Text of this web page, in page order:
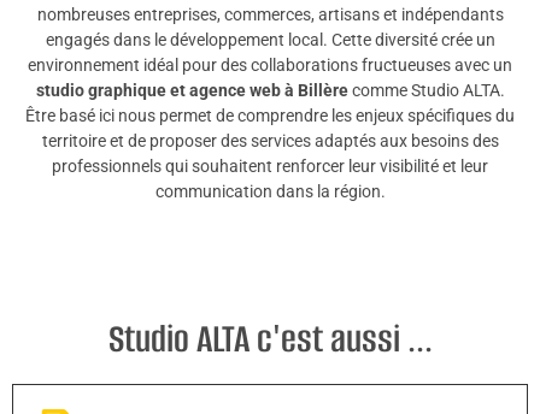
nombreuses entreprises, commerces, artisans et indépendants
engagés dans le développement local. Cette diversité crée un
environnement idéal pour des collaborations fructueuses avec un
studio graphique et agence web à Billèrecomme Studio ALTA.
Être basé ici nous permet de comprendre les enjeux spécifiques du
territoire et de proposer des services adaptés aux besoins des
professionnels qui souhaitent renforcer leur visibilité et leur
communication dans la région.
Studio ALTA c'est aussi ...